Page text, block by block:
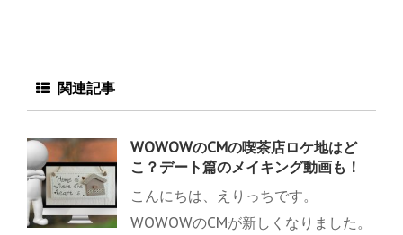
関連記事
WOWOWのCMの喫茶店ロケ地はど
こ？デート篇のメイキング動画も！
こんにちは、えりっちです。
WOWOWのCMが新しくなりました。